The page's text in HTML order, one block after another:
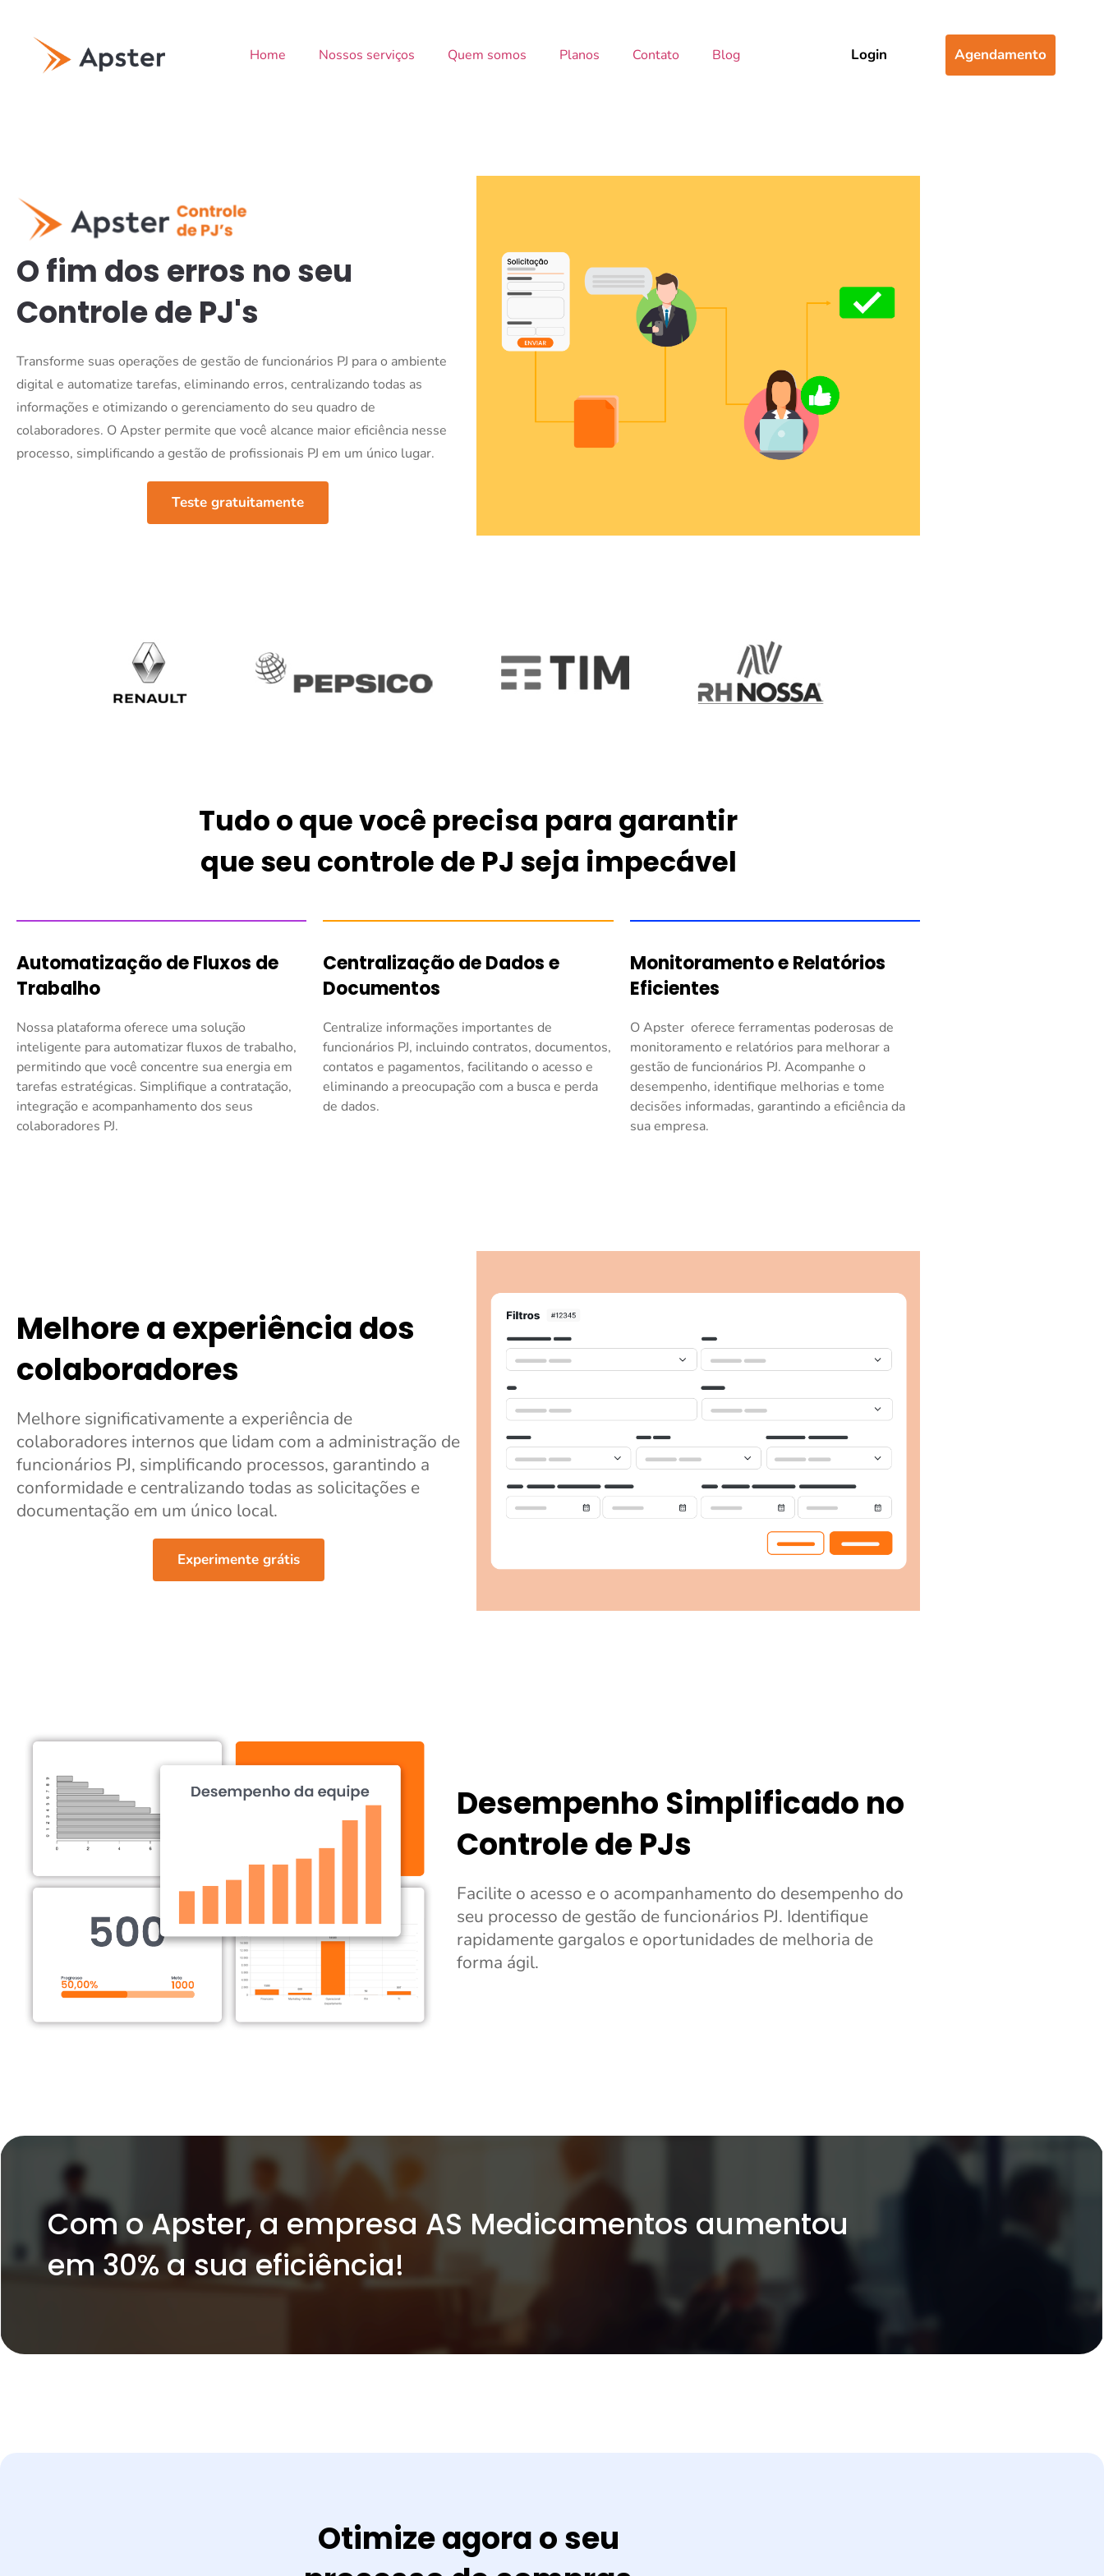
Home Nossos serviços Quem somos Planos Contato Blog Login Agendamento
O fim dos erros no seu
Controle de PJ's
Transforme suas operações de gestão de funcionários PJ para o ambiente
digital e automatize tarefas, eliminando erros, centralizando todas as
informações e otimizando o gerenciamento do seu quadro de
colaboradores. O Apster permite que você alcance maior eficiência nesse
processo, simplificando a gestão de profissionais PJ em um único lugar.
Teste gratuitamente
Tudo o que você precisa para garantir
que seu controle de PJ seja impecável
Automatização de Fluxos de
Trabalho
Nossa plataforma oferece uma solução
inteligente para automatizar fluxos de trabalho,
permitindo que você concentre sua energia em
tarefas estratégicas. Simplifique a contratação,
integração e acompanhamento dos seus
colaboradores PJ.
Centralização de Dados e
Documentos
Centralize informações importantes de
funcionários PJ, incluindo contratos, documentos,
contatos e pagamentos, facilitando o acesso e
eliminando a preocupação com a busca e perda
de dados.
Monitoramento e Relatórios
Eficientes
O Apster oferece ferramentas poderosas de
monitoramento e relatórios para melhorar a
gestão de funcionários PJ. Acompanhe o
desempenho, identifique melhorias e tome
decisões informadas, garantindo a eficiência da
sua empresa.
Melhore a experiência dos
colaboradores
Melhore significativamente a experiência de
colaboradores internos que lidam com a administração de
funcionários PJ, simplificando processos, garantindo a
conformidade e centralizando todas as solicitações e
documentação em um único local.
Experimente grátis
Desempenho Simplificado no
Controle de PJs
Facilite o acesso e o acompanhamento do desempenho do
seu processo de gestão de funcionários PJ. Identifique
rapidamente gargalos e oportunidades de melhoria de
forma ágil.
Com o Apster, a empresa AS Medicamentos aumentou
em 30% a sua eficiência!
Otimize agora o seu